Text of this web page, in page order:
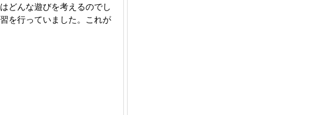
どんな遊びを考えるのでし
を行っていました。これが